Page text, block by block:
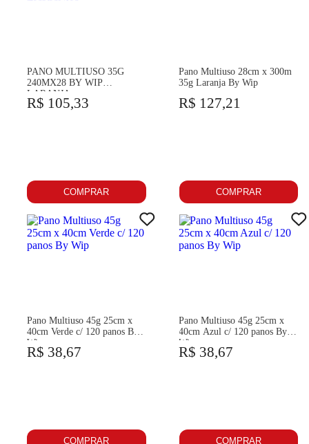
PANO MULTIUSO 35G
240MX28 BY WIP
LARANJA
R$ 105,33
COMPRAR
Pano Multiuso 28cm x 300m
35g Laranja By Wip
R$ 127,21
COMPRAR
Pano Multiuso 45g 25cm x
40cm Verde c/ 120 panos By
Wip
R$ 38,67
COMPRAR
Pano Multiuso 45g 25cm x
40cm Azul c/ 120 panos By
Wip
R$ 38,67
COMPRAR